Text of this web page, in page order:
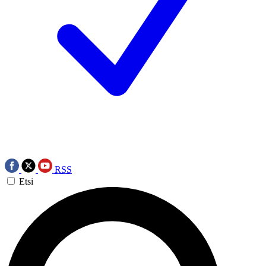
RSS
Etsi